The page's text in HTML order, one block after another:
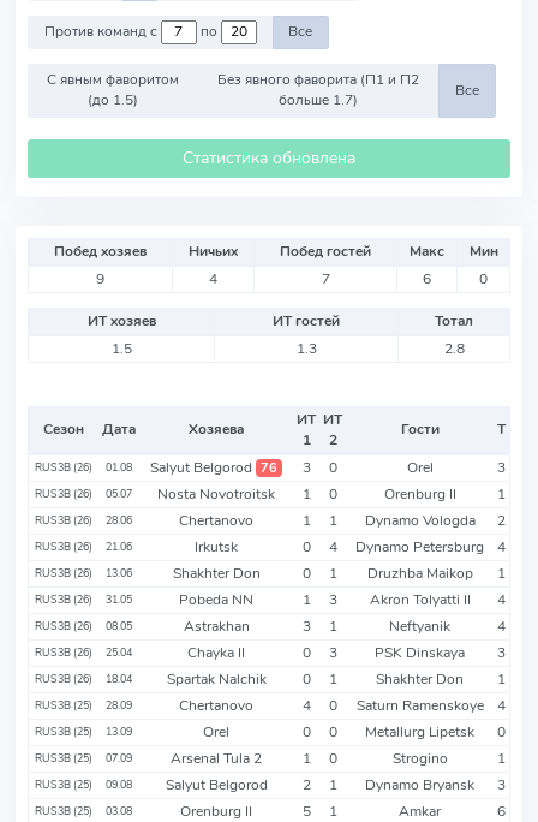
Против команд с по Все
С явным фаворитом
(до 1.5)
Без явного фаворита (П1 и П2
больше 1.7)
Все
Статистика обновлена
Побед хозяев Ничьих Побед гостей Макс
Мин
9
4 7 6 0
ИТ хозяев ИТ гостей
Тотал
1.5
1.3 2.8
Сезон Дата Хозяева
ИТ
1
ИТ
2
Гости Т
RUS3B (26) 01.08 Salyut Belgorod 76 3 0 Orel 3
RUS3B (26) 05.07 Nosta Novotroitsk 1 0 Orenburg II 1
RUS3B (26) 28.06 Chertanovo 1 1 Dynamo Vologda 2
RUS3B (26) 21.06 Irkutsk 0 4 Dynamo Petersburg 4
RUS3B (26) 13.06 Shakhter Don 0 1 Druzhba Maikop 1
RUS3B (26) 31.05 Pobeda NN 1 3 Akron Tolyatti II 4
RUS3B (26) 08.05 Astrakhan 3 1 Neftyanik 4
RUS3B (26) 25.04 Chayka II 0 3 PSK Dinskaya 3
RUS3B (26) 18.04 Spartak Nalchik 0 1 Shakhter Don 1
RUS3B (25) 28.09 Chertanovo 4 0 Saturn Ramenskoye 4
RUS3B (25) 13.09 Orel 0 0 Metallurg Lipetsk 0
RUS3B (25) 07.09 Arsenal Tula 2 1 0 Strogino 1
RUS3B (25) 09.08 Salyut Belgorod 2 1 Dynamo Bryansk 3
RUS3B (25) 03.08 Orenburg II 5 1 Amkar 6